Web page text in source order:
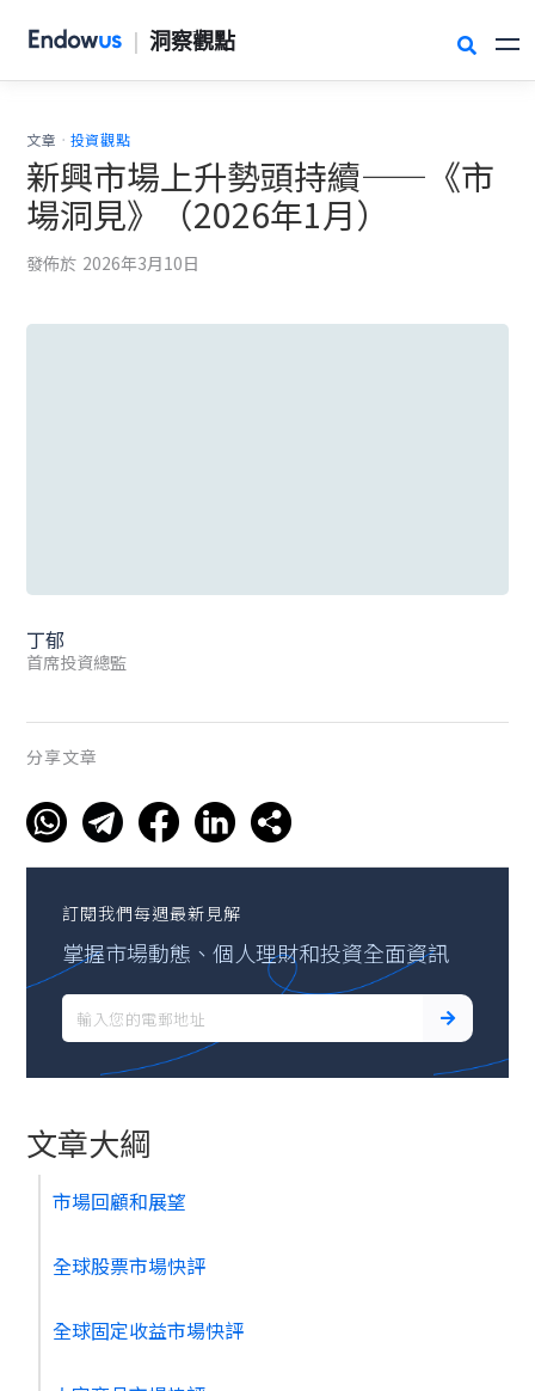
| 洞察觀點 
文章 . 投資觀點
新興市場上升勢頭持續——《市
場洞見》（2026年1月）
發佈於 2026年3月10日
丁郁
首席投資總監
分享文章
訂閱我們每週最新見解
掌握市場動態、個人理財和投資全面資訊
文章大綱
市場回顧和展望
全球股票市場快評
全球固定收益市場快評